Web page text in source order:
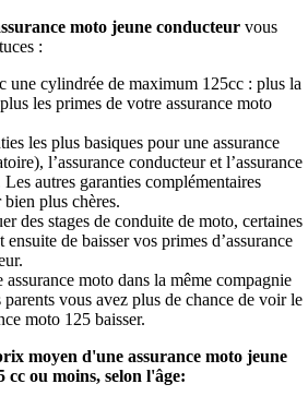
moto jeune conducteur vous
:
une cylindrée de maximum 125cc : plus la
les primes de votre assurance moto
les plus basiques pour une assurance
l’assurance conducteur et l’assurance
autres garanties complémentaires
plus chères.
des stages de conduite de moto, certaines
ensuite de baisser vos primes d’assurance
moto dans la même compagnie
parents vous avez plus de chance de voir le
moto 125 baisser.
moyen d'une assurance moto jeune
ou moins, selon l'âge: